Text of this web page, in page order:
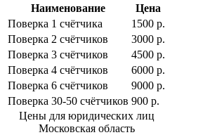
Наименование
Цена
Поверка 1 cчётчика
1500 р.
Поверка 2 cчётчиков
3000 р.
Поверка 3 cчётчиков
4500 р.
Поверка 4 cчётчиков
6000 р.
Поверка 6 cчётчиков
9000 р.
Поверка 30-50 cчётчиков 900 р.
Цены для юридических лиц
Московская область